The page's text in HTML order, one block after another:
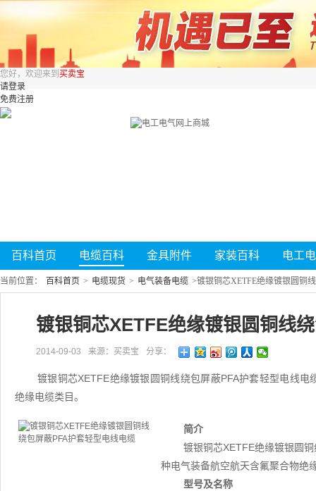
您好，欢迎来到 买卖宝
请登录
免费注册
百科首页 电缆百科 金具附件 家装百科 电工
当前位置： 百科首页 > 电缆现货 > 电气装备电缆 >镀银铜芯XETFE绝缘镀银圆铜
镀银铜芯XETFE绝缘镀银圆铜线
2014-09-03 来源：买卖宝 分享：
镀银铜芯XETFE绝缘镀银圆铜线绕包屏蔽PFA护套轻型电线
绝缘电缆类目。
简介
镀银铜芯XETFE绝缘镀银圆
种电气装备航空航天含氟聚合物绝
型号及名称